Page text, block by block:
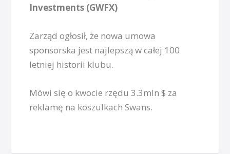
Investments (GWFX)
Zarząd ogłosił, że nowa umowa
sponsorska jest najlepszą w całej 100
letniej historii klubu.
Mówi się o kwocie rzędu 3.3mln $ za
reklamę na koszulkach Swans.